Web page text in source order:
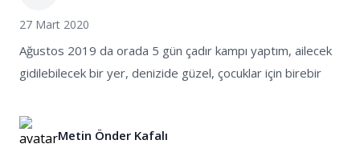
27 Mart 2020
Ağustos 2019 da orada 5 gün çadır kampı yaptım, ailecek
gidilebilecek bir yer, denizide güzel, çocuklar için birebir
Metin Önder Kafalı